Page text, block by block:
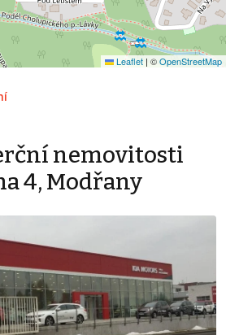
Leaflet | ©OpenStreetMap
nemovitosti
4, Modřany